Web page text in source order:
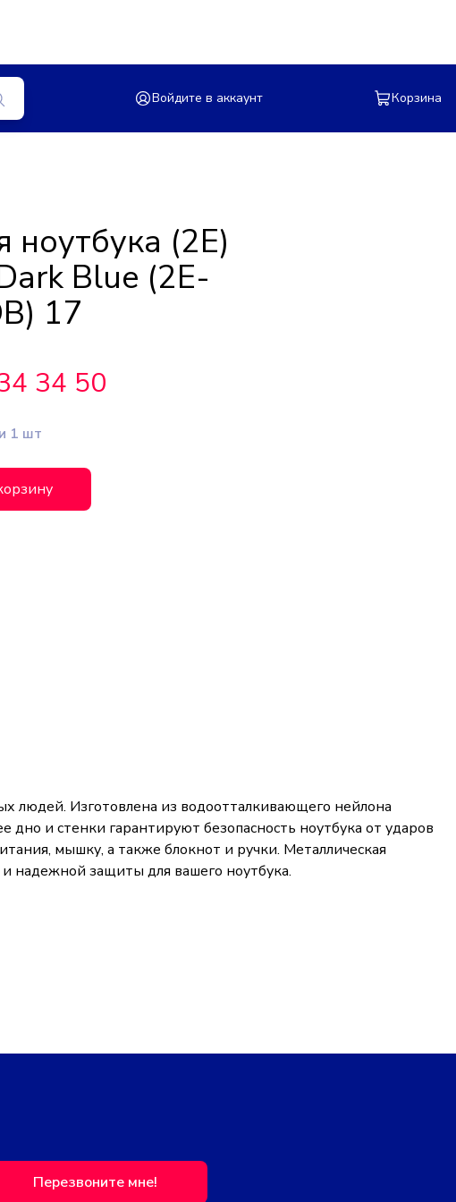
Войдите в аккаунт Корзина
ноутбука (2E)
Blue (2E-
17
34 50
1 шт
людей. Изготовлена из водоотталкивающего нейлона
и стенки гарантируют безопасность ноутбука от ударов
мышку, а также блокнот и ручки. Металлическая
надежной защиты для вашего ноутбука.
Перезвоните мне!